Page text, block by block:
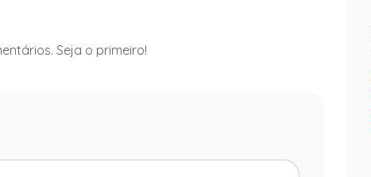
Seja o primeiro!